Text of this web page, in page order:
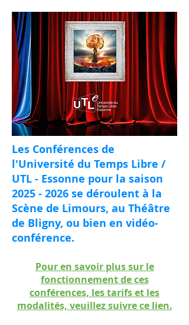
Les Conférences de
l'Université du Temps Libre /
UTL - Essonne pour la saison
2025 - 2026 se déroulent à la
Scène de Limours, au Théâtre
de Bligny, ou bien en vidéo-
conférence.
Pour en savoir plus sur le
fonctionnement de ces
conférences, les tarifs et les
modalités, veuillez suivre ce lien.